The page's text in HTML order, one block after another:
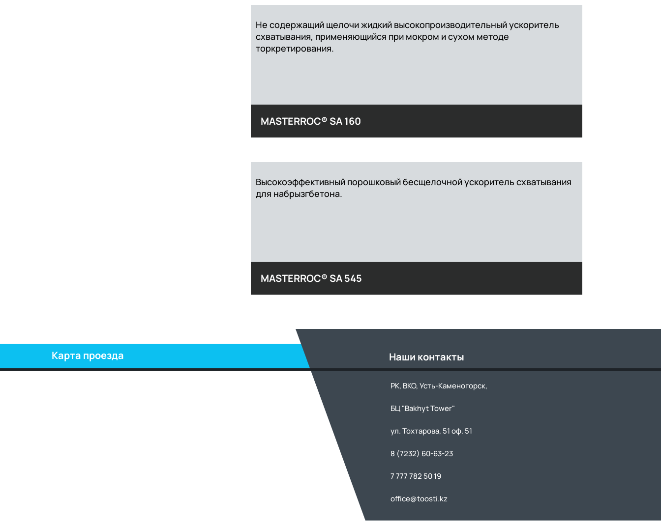
MASTERROC® SA 160
Не содержащий щелочи жидкий высокопроизводительный ускоритель
схватывания, применяющийся при мокром и сухом методе
торкретирования.
MASTERROC® SA 545
Высокоэффективный порошковый бесщелочной ускоритель схватывания
для набрызгбетона.
Карта проезда Наши контакты
РК, ВКО, Усть-Каменогорск,
БЦ "Bakhyt Tower"
ул. Тохтарова, 51 оф. 51
8 (7232) 60-63-23
7 777 782 50 19
office@toosti.kz